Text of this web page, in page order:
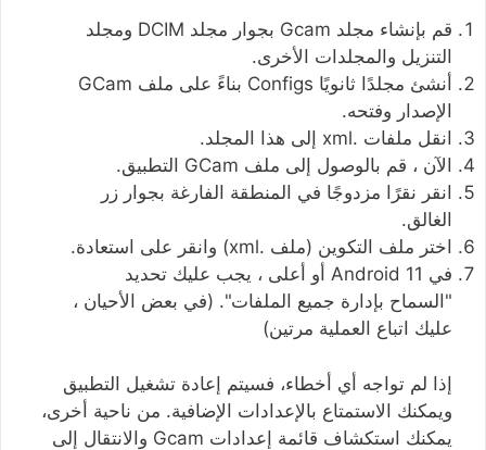
قم بإنشاء مجلد Gcam بجوار مجلد DCIM ومجلد
التنزيل والمجلدات الأخرى.
أنشئ مجلدًا ثانويًا Configs بناءً على ملف GCam
الإصدار وفتحه.
انقل ملفات .xml إلى هذا المجلد.
الآن ، قم بالوصول إلى ملف GCam التطبيق.
انقر نقرًا مزدوجًا في المنطقة الفارغة بجوار زر
الغالق.
اختر ملف التكوين (ملف .xml) وانقر على استعادة.
في Android 11 أو أعلى ، يجب عليك تحديد
"السماح بإدارة جميع الملفات". (في بعض الأحيان ،
عليك اتباع العملية مرتين)
إذا لم تواجه أي أخطاء، فسيتم إعادة تشغيل التطبيق
ويمكنك الاستمتاع بالإعدادات الإضافية. من ناحية أخرى،
يمكنك استكشاف قائمة إعدادات Gcam والانتقال إلى